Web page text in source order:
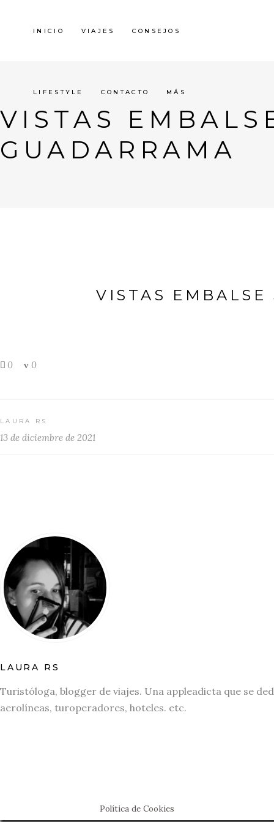
INICIO VIAJES CONSEJOS
LIFESTYLE CONTACTO MÁS
VISTAS
GUADARRAMA
VISTAS EMBALSE
0 0
LAURA RS
13 de diciembre de 2021
LAURA RS
Turistóloga, blogger de viajes. Una appleadicta que se
aerolíneas, turoperadores, hoteles. etc.
Política de Cookies